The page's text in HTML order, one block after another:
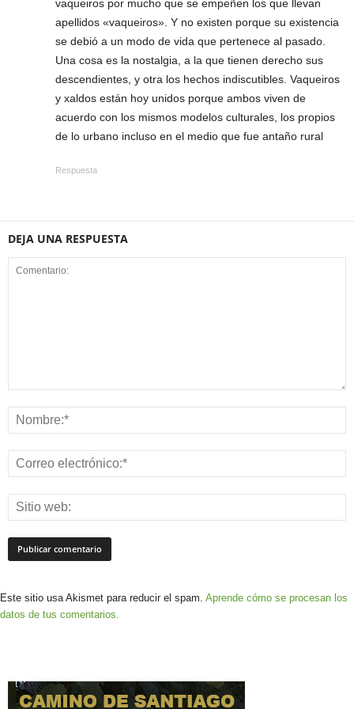
vaqueiros por mucho que se empeñen los que llevan
apellidos «vaqueiros». Y no existen porque su existencia
se debió a un modo de vida que pertenece al pasado.
Una cosa es la nostalgia, a la que tienen derecho sus
descendientes, y otra los hechos indiscutibles. Vaqueiros
y xaldos están hoy unidos porque ambos viven de
acuerdo con los mismos modelos culturales, los propios
de lo urbano incluso en el medio que fue antaño rural
Respuesta
DEJA UNA RESPUESTA
Este sitio usa Akismet para reducir el spam. Aprende cómo se procesan los
datos de tus comentarios.